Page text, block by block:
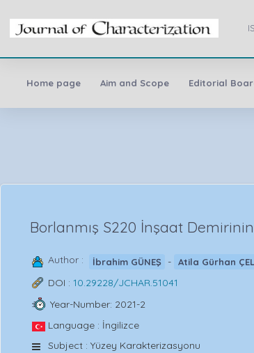
Home page Aim and Scope Editorial
Borlanmış S220 İnşaat
Author : İbrahim GÜNEŞ - Atila Gürhan
DOI : 10.29228/JCHAR.51041
Year-Number: 2021-2
Language : İngilizce
Subject : Yüzey Karakterizasyonu